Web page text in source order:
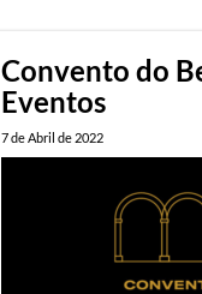
Convento do
Eventos
7 de Abril de 2022